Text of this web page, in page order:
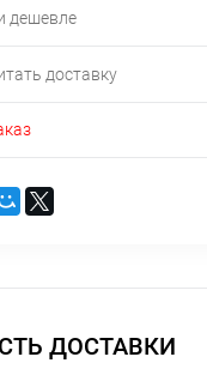
дешевле
доставку
ДОСТАВКИ